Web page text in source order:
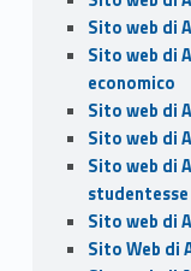
Sito web di
Sito web di
economico
Sito web di
Sito web di
Sito web di
Sito web di
Sito Web di